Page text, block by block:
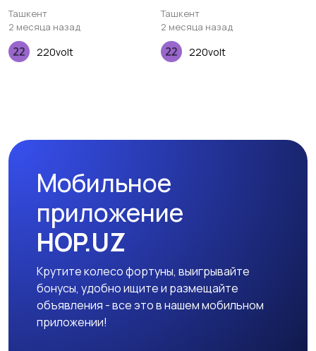
Deskmat
Ташкент
2 месяца назад
220volt
Deskmat
Ташкент
2 месяца назад
220volt
Мобильное
приложение
HOP.UZ
Крутите колесо фортуны, выигрывайте
бонусы, удобно ищите и размещайте
объявления - все это в нашем мобильном
приложении!